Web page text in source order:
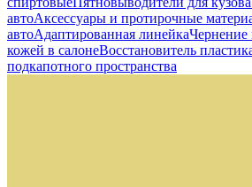
автоАксессуары и протирочные
автоАдаптированная линейка
кожей в салонеВосстановитель
подкапотного пространства